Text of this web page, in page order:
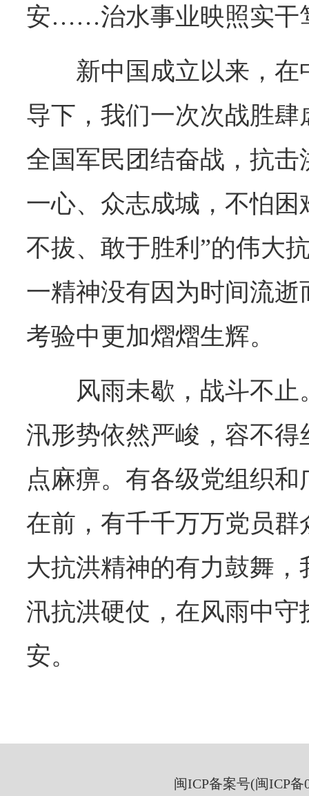
安……治水事业映照实干
新中国成立以来，
导下，我们一次次战胜肆
全国军民团结奋战，抗击
一心、众志成城，不怕
不拔、敢于胜利”的伟大
一精神没有因为时间流
考验中更加熠熠生辉。
风雨未歇，战斗不
汛形势依然严峻，容不
点麻痹。有各级党组织
在前，有千千万万党员
大抗洪精神的有力鼓舞
汛抗洪硬仗，在风雨中
安。
闽ICP备案号(闽ICP备